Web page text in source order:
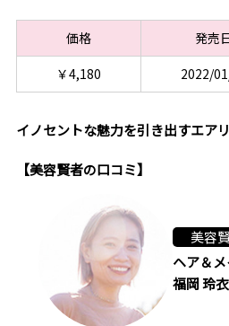
価格 発売
￥4,180
2022/
イノセントな魅力を引き出すエア
【美容賢者の口コミ】
美容
ヘア＆
福岡 玲